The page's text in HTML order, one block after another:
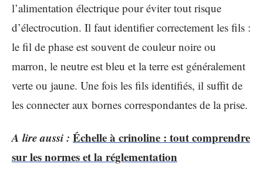
l’alimentation électrique pour éviter tout risque
d’électrocution. Il faut identifier correctement les fils :
le fil de phase est souvent de couleur noire ou
marron, le neutre est bleu et la terre est généralement
verte ou jaune. Une fois les fils identifiés, il suffit de
les connecter aux bornes correspondantes de la prise.
A lire aussi : Échelle à crinoline : tout comprendre
sur les normes et la réglementation